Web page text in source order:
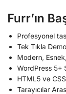
Furr’ın
Profesyonel
Tek Tıkla
Modern,
WordPress 5+
HTML5 ve
Tarayıcılar